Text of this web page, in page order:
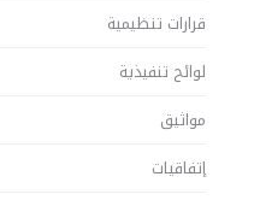
قرارات تنظيمية
لوائح تنفيذية
مواثيق
إتفاقيات